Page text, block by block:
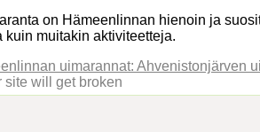
on Hämeenlinnan hienoin ja
kuin muitakin aktiviteetteja.
uimarannat: Ahvenistonjärven
site will get broken